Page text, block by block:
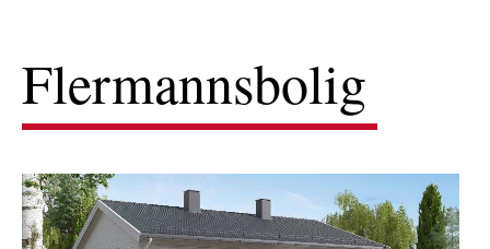
Flermannsbolig